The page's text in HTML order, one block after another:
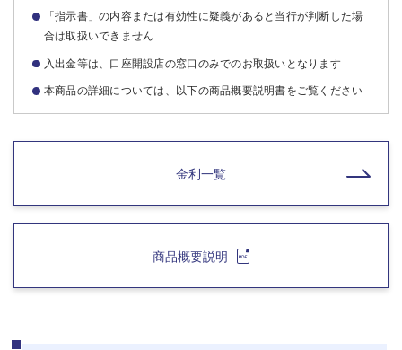
「指示書」の内容または有効性に疑義があると当行が判断した場
合は取扱いできません
入出金等は、口座開設店の窓口のみでのお取扱いとなります
本商品の詳細については、以下の商品概要説明書をご覧ください
金利一覧
商品概要説明